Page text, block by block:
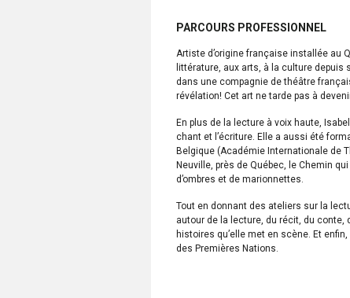
PARCOURS PROFESSIONNEL
Artiste d’origine française installée au
littérature, aux arts, à la culture depuis
dans une compagnie de théâtre
révélation! Cet art ne tarde pas à
En plus de la lecture à voix haute,
chant et l’écriture. Elle a aussi été
Belgique (Académie Internationale de
Neuville, près de Québec, le Chemin
d’ombres et de marionnettes.
Tout en donnant des ateliers sur la
autour de la lecture, du récit, du conte,
histoires qu’elle met en scène. Et
des Premières Nations.